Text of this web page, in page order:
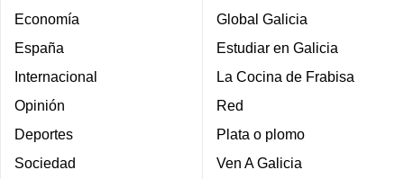
Economía
España
Internacional
Opinión
Deportes
Sociedad
Global Galicia
Estudiar en Galicia
La Cocina de Frabisa
Red
Plata o plomo
Ven A Galicia